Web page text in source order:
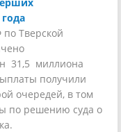
Тверской
31,5 миллиона
получили
очередей, в том
по решению суда о